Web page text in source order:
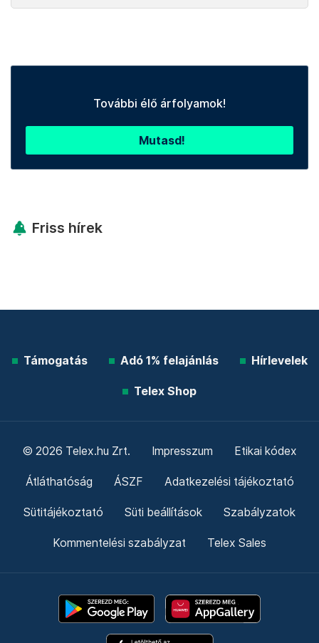
További élő árfolyamok!
Mutasd!
Friss hírek
Támogatás Adó 1% felajánlás Hírlevelek
Telex Shop
© 2026 Telex.hu Zrt. Impresszum Etikai kódex
Átláthatóság ÁSZF Adatkezelési tájékoztató
Sütitájékoztató Süti beállítások Szabályzatok
Kommentelési szabályzat Telex Sales